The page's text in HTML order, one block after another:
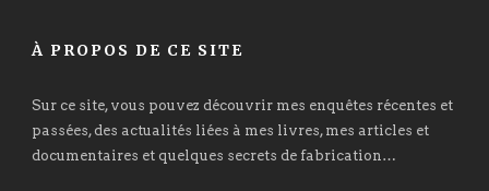
À PROPOS DE CE SITE
Sur ce site, vous pouvez découvrir mes enquêtes récentes et
passées, des actualités liées à mes livres, mes articles et
documentaires et quelques secrets de fabrication…